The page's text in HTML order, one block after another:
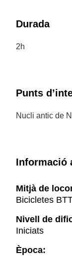
Durada
2h
Punts
Nucli antic de
Informació
Mitjà de
Bicicletes
Nivell de
Iniciats
Època: